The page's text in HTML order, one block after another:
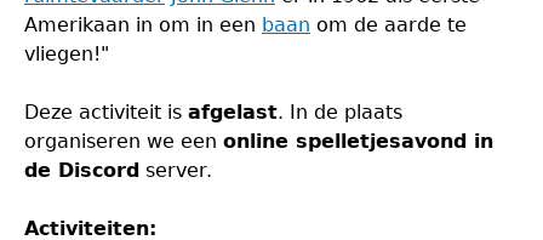
Amerikaan in om in een baan om de aarde te
vliegen!"
Deze activiteit is afgelast. In de plaats
organiseren we een online spelletjesavond in
de Discord server.
Activiteiten: